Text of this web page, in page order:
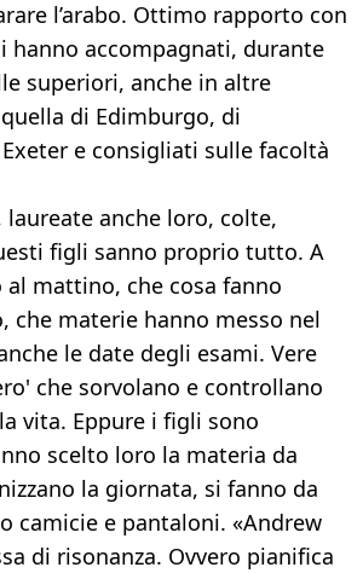
l’arabo. Ottimo rapporto con
hanno accompagnati, durante
superiori, anche in altre
di Edimburgo, di
e consigliati sulle facoltà
laureate anche loro, colte,
figli sanno proprio tutto. A
al mattino, che cosa fanno
che materie hanno messo nel
le date degli esami. Vere
che sorvolano e controllano
vita. Eppure i figli sono
scelto loro la materia da
la giornata, si fanno da
camicie e pantaloni. «Andrew
di risonanza. Ovvero pianifica